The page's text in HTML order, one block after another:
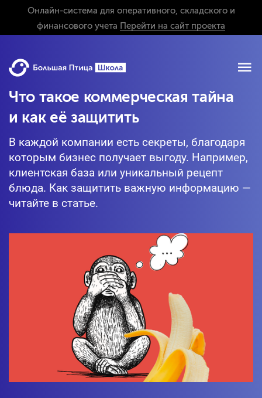
Онлайн-система для оперативного, складского и
финансового учета Перейти на сайт проекта
Что такое коммерческая тайна
и как её защитить
В каждой компании есть секреты, благодаря
которым бизнес получает выгоду. Например,
клиентская база или уникальный рецепт
блюда. Как защитить важную информацию —
читайте в статье.